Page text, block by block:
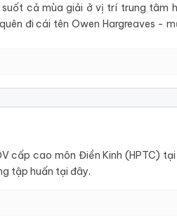
cả mùa giải ở vị trí trung tâm
đi cái tên Owen Hargreaves -
cấp cao môn Điền Kinh (HPTC) tại
tập huấn tại đây.